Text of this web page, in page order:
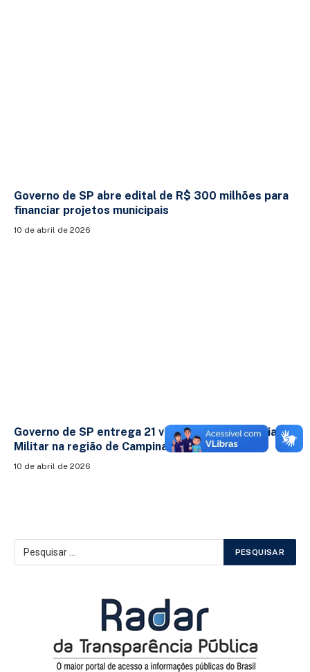
Governo de SP abre edital de R$ 300 milhões para
financiar projetos municipais
10 de abril de 2026
Governo de SP entrega 21 viaturas para a Polícia
Militar na região de Campinas
10 de abril de 2026